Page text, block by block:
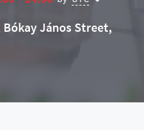
Bókay János Street,